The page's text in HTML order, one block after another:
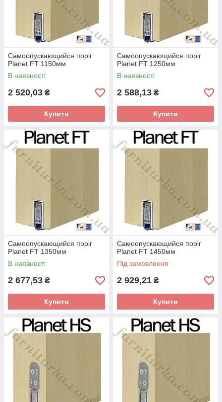
Самоопускающийся поріг
Planet FT 1150мм
В наявності
2 520,03 ₴
Купити
Самоопускающийся поріг
Planet FT 1250мм
В наявності
2 588,13 ₴
Купити
Самоопускающийся поріг
Planet FT 1350мм
В наявності
2 677,53 ₴
Купити
Самоопускающийся поріг
Planet FT 1450мм
Під замовлення
2 929,21 ₴
Купити